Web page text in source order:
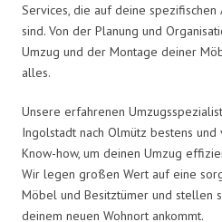
Services, die auf deine
sind. Von der Planung und
Umzug und der Montage deiner
alles.
Unsere erfahrenen
Ingolstadt nach Olmütz bestens
Know-how, um deinen Umzug
Wir legen großen Wert auf eine
Möbel und Besitztümer und stellen
deinem neuen Wohnort ankommt.